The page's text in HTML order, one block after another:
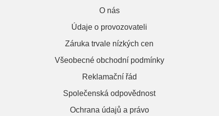
O nás
Údaje o provozovateli
Záruka trvale nízkých cen
Všeobecné obchodní podmínky
Reklamační řád
Společenská odpovědnost
Ochrana údajů a právo